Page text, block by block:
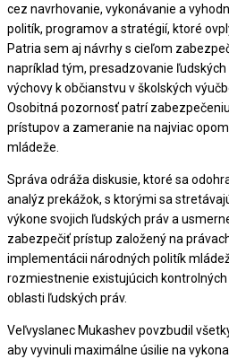
cez navrhovanie, vykonávanie a
politík, programov a stratégií, ktoré
Patria sem aj návrhy s cieľom
napríklad tým, presadzovanie ľudských
výchovy k občianstvu v školských
Osobitná pozornosť patrí
prístupov a zameranie na najviac
mládeže.
Správa odráža diskusie, ktoré sa
analýz prekážok, s ktorými sa
výkone svojich ľudských práv a
zabezpečiť prístup založený na
implementácii národných politík
rozmiestnenie existujúcich
oblasti ľudských práv.
Veľvyslanec Mukashev povzbudil
aby vyvinuli maximálne úsilie na